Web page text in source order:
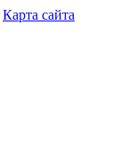
Карта сайта